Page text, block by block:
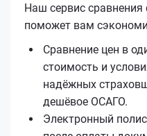
Наш сервис
поможет вам
Сравнение цен в
стоимость и
надёжных
дешёвое ОСАГО.
Электронный